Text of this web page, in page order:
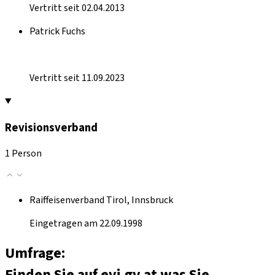
Vertritt seit 02.04.2013
Patrick Fuchs
Vertritt seit 11.09.2023
Revisionsverband
1 Person
Raiffeisenverband Tirol, Innsbruck
Eingetragen am 22.09.1998
Umfrage: